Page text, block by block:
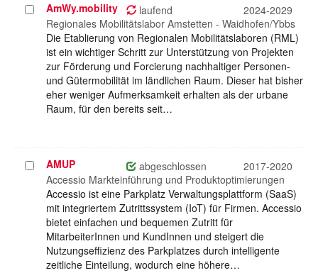
Projekt
auswählen
AmWy.mobility laufend
2024-2029
Regionales Mobilitätslabor Amstetten - Waidhofen/Ybbs
Die Etablierung von Regionalen Mobilitätslaboren (RML)
ist ein wichtiger Schritt zur Unterstützung von Projekten
zur Förderung und Forcierung nachhaltiger Personen-
und Gütermobilität im ländlichen Raum. Dieser hat bisher
eher weniger Aufmerksamkeit erhalten als der urbane
Raum, für den bereits seit…
Projekt
auswählen
AMUP abgeschlossen
2017-2020
Accessio Markteinführung und Produktoptimierungen
Accessio ist eine Parkplatz Verwaltungsplattform (SaaS)
mit integriertem Zutrittssystem (IoT) für Firmen. Accessio
bietet einfachen und bequemen Zutritt für
MitarbeiterInnen und KundInnen und steigert die
Nutzungseffizienz des Parkplatzes durch intelligente
zeitliche Einteilung, wodurch eine höhere…